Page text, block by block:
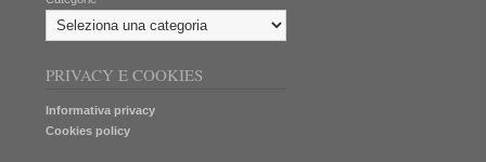
PRIVACY E COOKIES
Informativa privacy
Cookies policy